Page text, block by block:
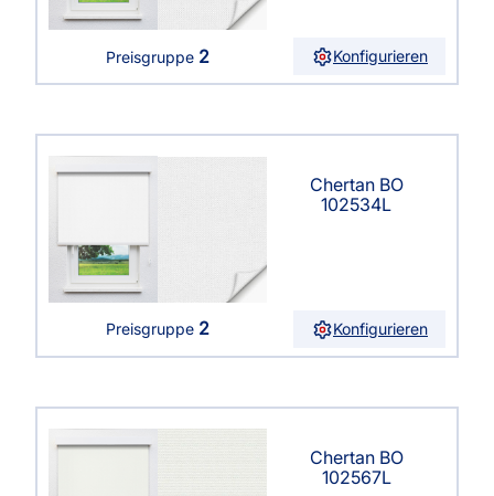
Preisgruppe 2 Konfigurieren
Chertan BO
102534L
Preisgruppe 2 Konfigurieren
Chertan BO
102567L